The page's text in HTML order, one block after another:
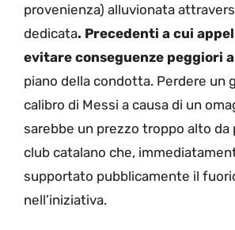
provenienza) alluvionata
dedicata. Precedenti a cui
evitare conseguenze peggiori
piano della condotta. Perdere un
calibro di Messi a causa di un
sarebbe un prezzo troppo alto da
club catalano che,
supportato pubblicamente il
nell’iniziativa.